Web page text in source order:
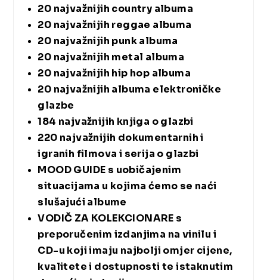
20 najvažnijih country albuma
20 najvažnijih reggae albuma
20 najvažnijih punk albuma
20 najvažnijih metal albuma
20 najvažnijih hip hop albuma
20 najvažnijih albuma elektroničke
glazbe
184 najvažnijih knjiga o glazbi
220 najvažnijih dokumentarnih i
igranih filmova i serija o glazbi
MOOD GUIDE s uobičajenim
situacijama u kojima ćemo se naći
slušajući albume
VODIČ ZA KOLEKCIONARE s
preporučenim izdanjima na vinilu i
CD-u koji imaju najbolji omjer cijene,
kvalitete i dostupnosti te istaknutim